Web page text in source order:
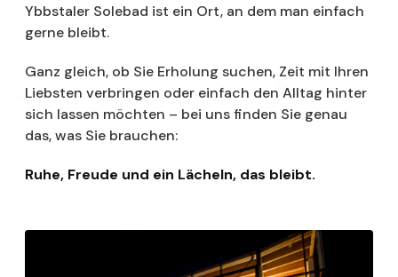
Ybbstaler Solebad ist ein Ort, an dem man einfach
gerne bleibt.
Ganz gleich, ob Sie Erholung suchen, Zeit mit Ihren
Liebsten verbringen oder einfach den Alltag hinter
sich lassen möchten – bei uns finden Sie genau
das, was Sie brauchen:
Ruhe, Freude und ein Lächeln, das bleibt.